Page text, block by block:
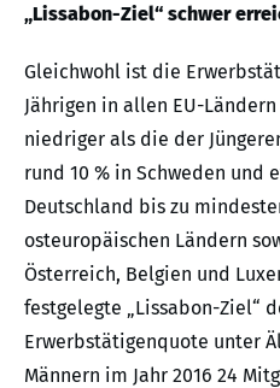
„Lissabon-Ziel“ schwer
Gleichwohl ist die
Jährigen in allen EU-
niedriger als die der
rund 10 % in Schweden und
Deutschland bis zu
osteuropäischen Ländern
Österreich, Belgien und
festgelegte „Lissabon-Ziel“
Erwerbstätigenquote unter
Männern im Jahr 2016 24